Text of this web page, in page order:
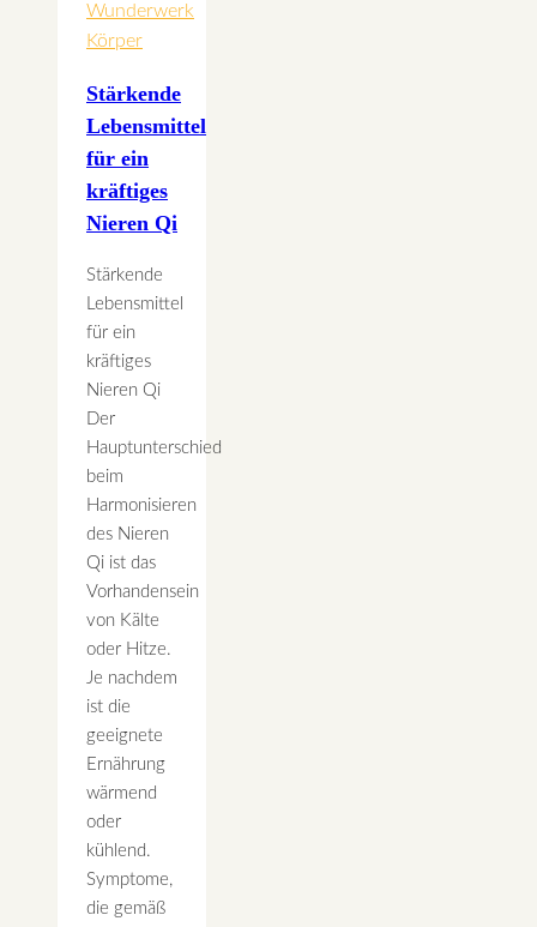
Wunderwerk
Körper
Stärkende
Lebensmittel
für ein
kräftiges
Nieren Qi
Stärkende
Lebensmittel
für ein
kräftiges
Nieren Qi
Der
Hauptunterschied
beim
Harmonisieren
des Nieren
Qi ist das
Vorhandensein
von Kälte
oder Hitze.
Je nachdem
ist die
geeignete
Ernährung
wärmend
oder
kühlend.
Symptome,
die gemäß